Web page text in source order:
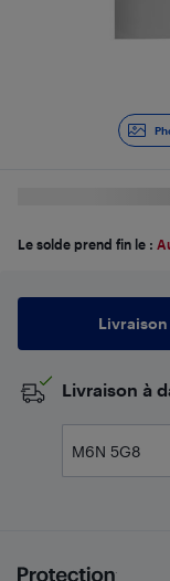
Le solde prend fin le :
Livraison
​Livraison à